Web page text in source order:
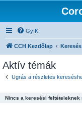
GyIK
CCH Kezdőlap Keresés
Aktív témák
Ugrás a részletes
Nincs a keresési feltételeknek